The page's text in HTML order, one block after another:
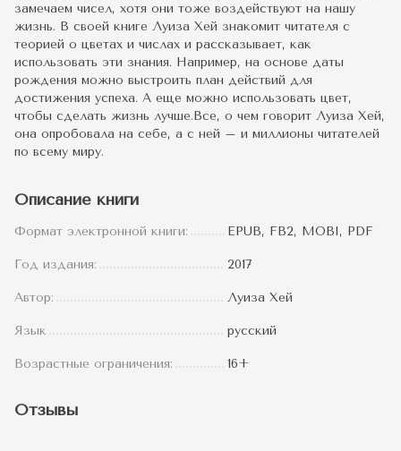
замечаем чисел, хотя они тоже воздействуют на нашу
жизнь. В своей книге Луиза Хей знакомит читателя с
теорией о цветах и числах и рассказывает, как
использовать эти знания. Например, на основе даты
рождения можно выстроить план действий для
достижения успеха. А еще можно использовать цвет,
чтобы сделать жизнь лучше.Все, о чем говорит Луиза Хей,
она опробовала на себе, а с ней – и миллионы читателей
по всему миру.
Описание книги
Формат электронной книги: EPUB, FB2, MOBI, PDF
Год издания: 2017
Автор: Луиза Хей
Язык русский
Возрастные ограничения: 16+
Отзывы